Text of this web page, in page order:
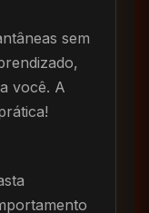
sem
você. A